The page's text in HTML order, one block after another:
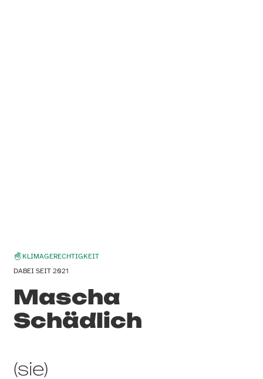
KLIMAGERECHTIGKEIT
DABEI SEIT 2021
Mascha
Schädlich
(sie)